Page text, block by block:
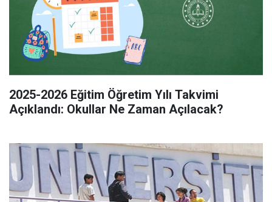
2025-2026 Eğitim Öğretim Yılı Takvimi
Açıklandı: Okullar Ne Zaman Açılacak?